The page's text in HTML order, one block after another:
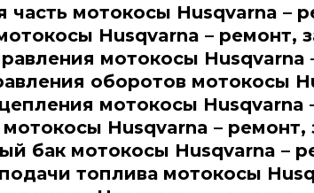
часть мотокосы Husqvarna –
Husqvarna – ремонт,
мотокосы Husqvarna
оборотов мотокосы
мотокосы Husqvarna
Husqvarna – ремонт,
бак мотокосы Husqvarna –
топлива мотокосы